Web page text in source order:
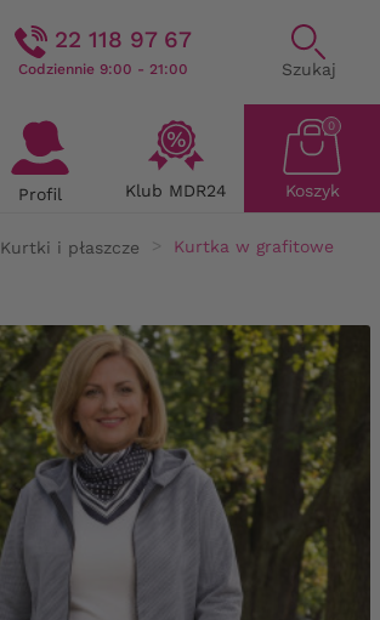
22 118 97 67
Codziennie 9:00 - 21:00 Szukaj
Profil Klub MDR24 Koszyk
0
Kurtki i płaszcze
Kurtka w grafitowe